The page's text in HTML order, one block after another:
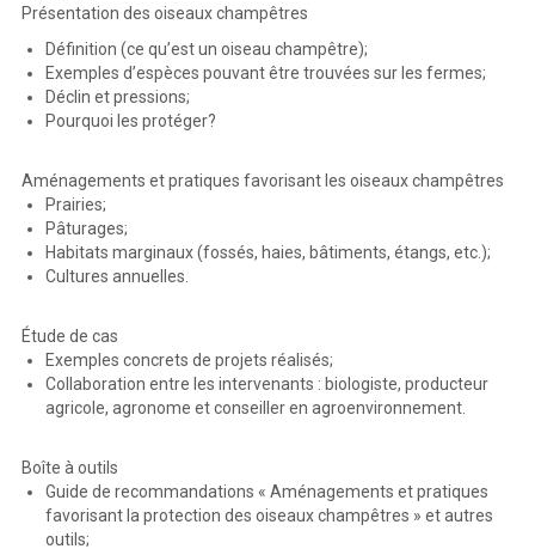
Présentation des oiseaux champêtres
Définition (ce qu’est un oiseau champêtre);
Exemples d’espèces pouvant être trouvées sur les fermes;
Déclin et pressions;
Pourquoi les protéger?
Aménagements et pratiques favorisant les oiseaux champêtres
Prairies;
Pâturages;
Habitats marginaux (fossés, haies, bâtiments, étangs, etc.);
Cultures annuelles.
Étude de cas
Exemples concrets de projets réalisés;
Collaboration entre les intervenants : biologiste, producteur
agricole, agronome et conseiller en agroenvironnement.
Boîte à outils
Guide de recommandations « Aménagements et pratiques
favorisant la protection des oiseaux champêtres » et autres
outils;